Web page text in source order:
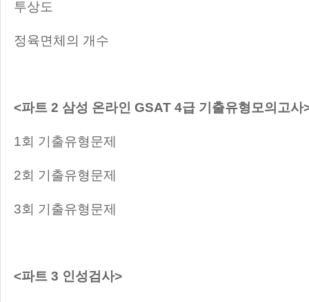
투상도
정육면체의 개수
<파트 2 삼성 온라인 GSAT 4급 기출유형모의고사
1회 기출유형문제
2회 기출유형문제
3회 기출유형문제
<파트 3 인성검사>